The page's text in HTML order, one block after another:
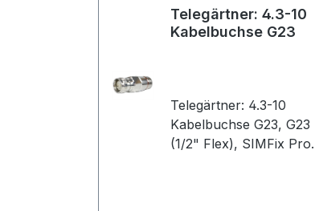
Telegärtner: 4.3-10
Kabelbuchse G23
Telegärtner: 4.3-10
Kabelbuchse G23, G23
(1/2" Flex), SIMFix Pro